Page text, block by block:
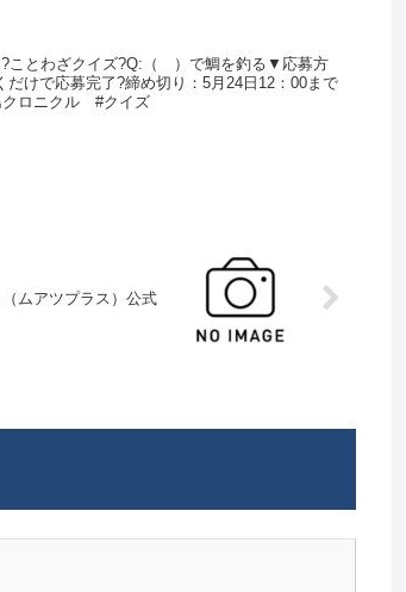
ことわざクイズ?Q:（ ）で鯛を釣る▼応募方
けで応募完了?締め切り：5月24日12：00まで
クロニクル #クイズ
ムアツプラス）公式